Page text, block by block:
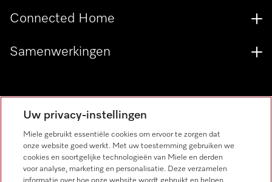
Miele verkooppunt zoeken
Miele Experience Centers
Connected Home
Samenwerkingen
Uw privacy-instellingen
Miele gebruikt essentiële cookies om ervoor te zorgen dat
onze website goed werkt. Met uw toestemming gebruiken we
cookies en soortgelijke technologieën van Miele en derden
voor analyse, marketing en personalisatie. Deze verzamelen